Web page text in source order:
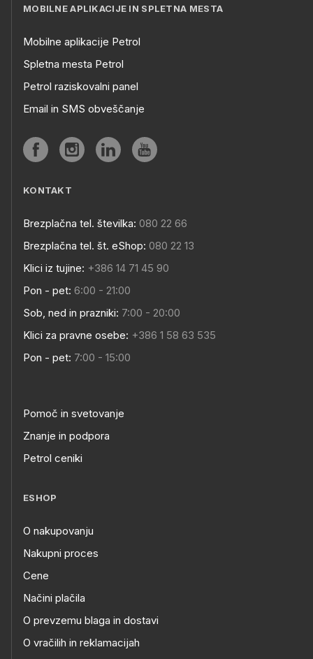
MOBILNE APLIKACIJE IN SPLETNA MESTA
Mobilne aplikacije Petrol
Spletna mesta Petrol
Petrol raziskovalni panel
Email in SMS obveščanje
KONTAKT
Brezplačna tel. številka: 080 22 66
Brezplačna tel. št. eShop: 080 22 13
Klici iz tujine: +386 14 71 45 90
Pon - pet: 6:00 - 21:00
Sob, ned in prazniki: 7:00 - 20:00
Klici za pravne osebe: +386 1 58 63 535
Pon - pet: 7:00 - 15:00
Pomoč in svetovanje
Znanje in podpora
Petrol ceniki
ESHOP
O nakupovanju
Nakupni proces
Cene
Načini plačila
O prevzemu blaga in dostavi
O vračilih in reklamacijah